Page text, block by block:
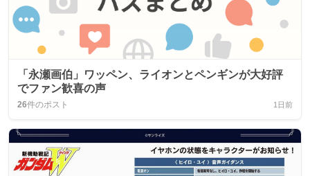
「永瀬画伯」ワッペン、ライオンとペンギンが大好評
でファン歓喜の声
26件のポスト 1日前